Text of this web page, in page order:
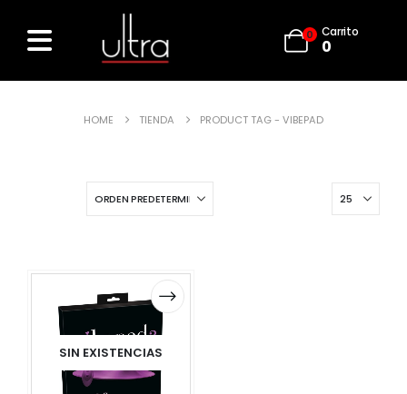
0 Carrito
0
HOME TIENDA PRODUCT TAG - VIBEPAD
SIN EXISTENCIAS